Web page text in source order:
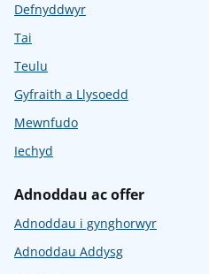
Defnyddwyr
Tai
Teulu
Gyfraith a Llysoedd
Mewnfudo
Iechyd
Adnoddau ac offer
Adnoddau i gynghorwyr
Adnoddau Addysg